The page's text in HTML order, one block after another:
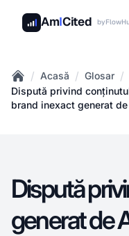
AmICited by
Home
/ Acasă / Glosar /
Dispută privind
brand inexact generat de
Dispută
generat de